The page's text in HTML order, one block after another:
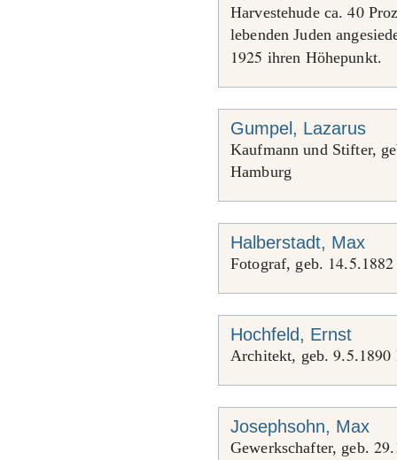
Harvestehude ca.40
lebenden Juden
1925 ihren Höhepunkt.
Gumpel, Lazarus
Kaufmann und Stifter,
Hamburg
Halberstadt, Max
Fotograf, geb. 14.5.1882
Hochfeld, Ernst
Architekt, geb.9.5.1890
Josephsohn, Max
Gewerkschafter, geb. 29.